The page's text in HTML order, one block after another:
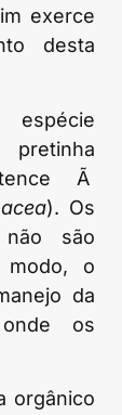
exerce
desta
Ã
). Os
não são
modo, o
da
os
orgânico